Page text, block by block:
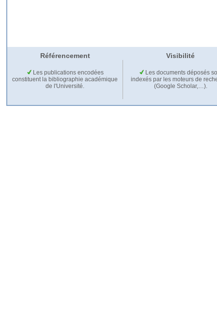
Référencement Visibilité
Les publications encodées
constituent la bibliographie académique
de l'Université.
Les documents déposés
indexés par les moteurs de
(Google Scholar,…).